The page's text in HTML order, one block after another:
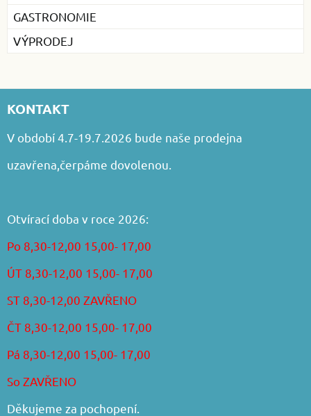
GASTRONOMIE
VÝPRODEJ
KONTAKT
V období 4.7-19.7.2026 bude naše prodejna
uzavřena,čerpáme dovolenou.
Otvírací doba v roce 2026:
Po 8,30-12,00 15,00- 17,00
ÚT 8,30-12,00 15,00- 17,00
ST 8,30-12,00 ZAVŘENO
ČT 8,30-12,00 15,00- 17,00
Pá 8,30-12,00 15,00- 17,00
So ZAVŘENO
Děkujeme za pochopení.